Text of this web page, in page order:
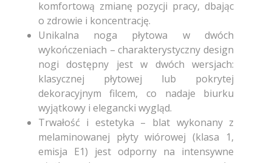
komfortową zmianę pozycji pracy, dbając
o zdrowie i koncentrację.
Unikalna noga płytowa w dwóch
wykończeniach – charakterystyczny design
nogi dostępny jest w dwóch wersjach:
klasycznej płytowej lub pokrytej
dekoracyjnym filcem, co nadaje biurku
wyjątkowy i elegancki wygląd.
Trwałość i estetyka – blat wykonany z
melaminowanej płyty wiórowej (klasa 1,
emisja E1) jest odporny na intensywne